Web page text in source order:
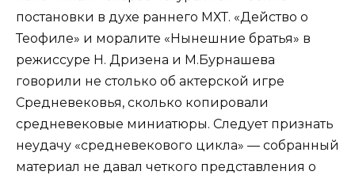
постановки в духе раннего МХТ. «Действо о
Теофиле» и моралите «Нынешние братья» в
режиссуре Н. Дризена и М.Бурнашева
говорили не столько об актерской игре
Средневековья, сколько копировали
средневековые миниатюры. Следует признать
неудачу «средневекового цикла» — собранный
материал не давал четкого представления о